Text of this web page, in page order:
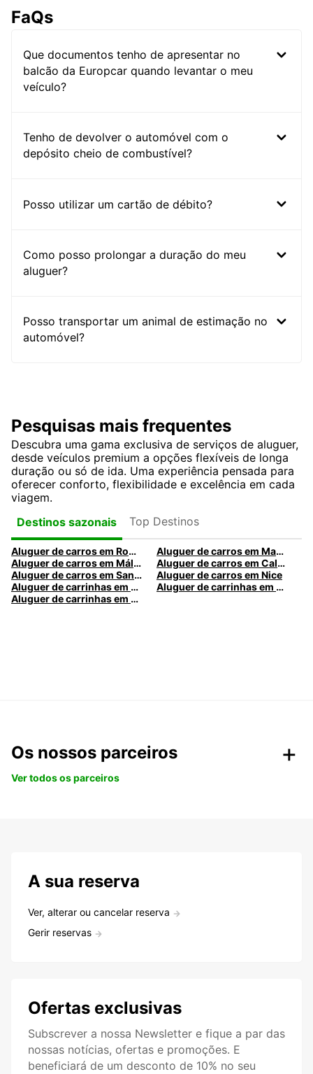
FaQs
Que documentos tenho de apresentar no
balcão da Europcar quando levantar o meu
veículo?
Tenho de devolver o automóvel com o
depósito cheio de combustível?
Posso utilizar um cartão de débito?
Como posso prolongar a duração do meu
aluguer?
Posso transportar um animal de estimação no
automóvel?
Pesquisas mais frequentes
Descubra uma gama exclusiva de serviços de aluguer,
desde veículos premium a opções flexíveis de longa
duração ou só de ida. Uma experiência pensada para
oferecer conforto, flexibilidade e excelência em cada
viagem.
Destinos sazonais
Top Destinos
Aluguer de carros em Roma
Aluguer de carros em Madrid
Aluguer de carros em Málaga
Aluguer de carros em Caldas da Rainha
Aluguer de carros em Santa Maria da Feira
Aluguer de carros em Nice
Aluguer de carrinhas em Nice
Aluguer de carrinhas em Santa Maria da Feira
Aluguer de carrinhas em Caldas da Rainha
Os nossos parceiros
Ver todos os parceiros
A sua reserva
Ver, alterar ou cancelar reserva
Gerir reservas
Ofertas exclusivas
Subscrever a nossa Newsletter e fique a par das
nossas notícias, ofertas e promoções. E
beneficiará de um desconto de 10% no seu